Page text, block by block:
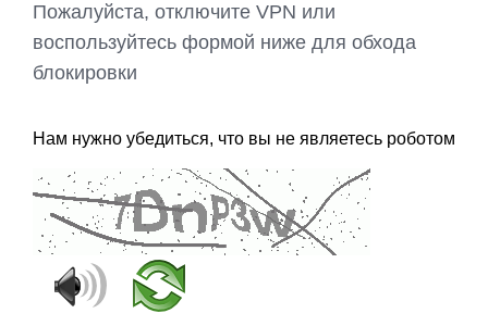
Пожалуйста, отключите VPN или
воспользуйтесь формой ниже для обхода
блокировки
Нам нужно убедиться, что вы не являетесь роботом